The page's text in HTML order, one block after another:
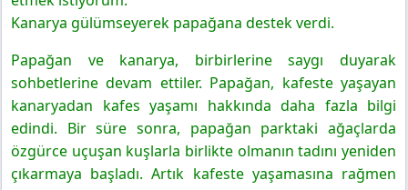
Kanarya gülümseyerek papağana destek verdi.
Papağan ve kanarya, birbirlerine saygı duyarak
sohbetlerine devam ettiler. Papağan, kafeste yaşayan
kanaryadan kafes yaşamı hakkında daha fazla bilgi
edindi. Bir süre sonra, papağan parktaki ağaçlarda
özgürce uçuşan kuşlarla birlikte olmanın tadını yeniden
çıkarmaya başladı. Artık kafeste yaşamasına rağmen